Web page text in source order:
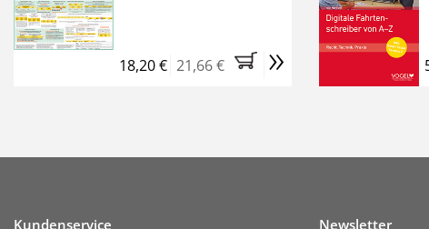
Monate (inkl. der derzeitig
brauchen Sie nichts weiter
entstehen keine weiteren
18,20 € 21,66 € »
Kundenservice Newsletter